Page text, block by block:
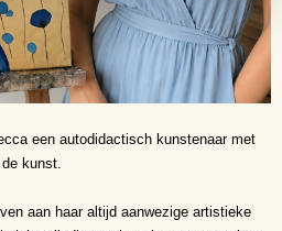
een autodidactisch kunstenaar met
kunst.
aan haar altijd aanwezige artistieke